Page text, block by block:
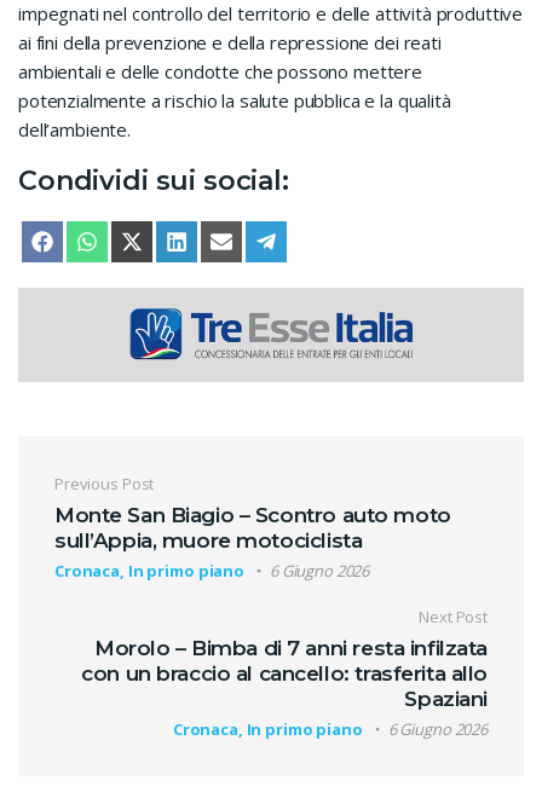
impegnati nel controllo del territorio e delle attività produttive
ai fini della prevenzione e della repressione dei reati
ambientali e delle condotte che possono mettere
potenzialmente a rischio la salute pubblica e la qualità
dell’ambiente.
Condividi sui social:
SHARE ON
FACEBOOKSHARE ON
WHATSAPPSHARE ON
X (TWITTER)
SHARE ON
LINKEDINSHARE ON
EMAIL
Navigazione articoli
Previous Post
Monte San Biagio – Scontro auto moto
sull’Appia, muore motociclista
Cronaca, In primo piano 6 Giugno 2026
Next Post
Morolo – Bimba di 7 anni resta infilzata
con un braccio al cancello: trasferita allo
Spaziani
Cronaca, In primo piano 6 Giugno 2026